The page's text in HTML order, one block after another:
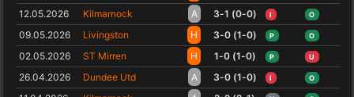
12.05.2026 Kilmarnock A 3-1 (0-0) I O
09.05.2026 Livingston H 3-0 (1-0) P O
02.05.2026 ST Mirren H 1-0 (1-0) P U
26.04.2026 Dundee Utd A 3-0 (1-0) I O